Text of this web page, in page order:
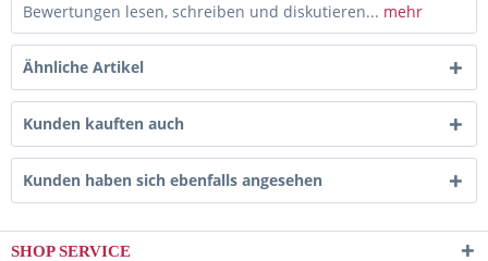
Bewertungen lesen, schreiben und diskutieren... mehr
Ähnliche Artikel
Kunden kauften auch
Kunden haben sich ebenfalls angesehen
SHOP SERVICE